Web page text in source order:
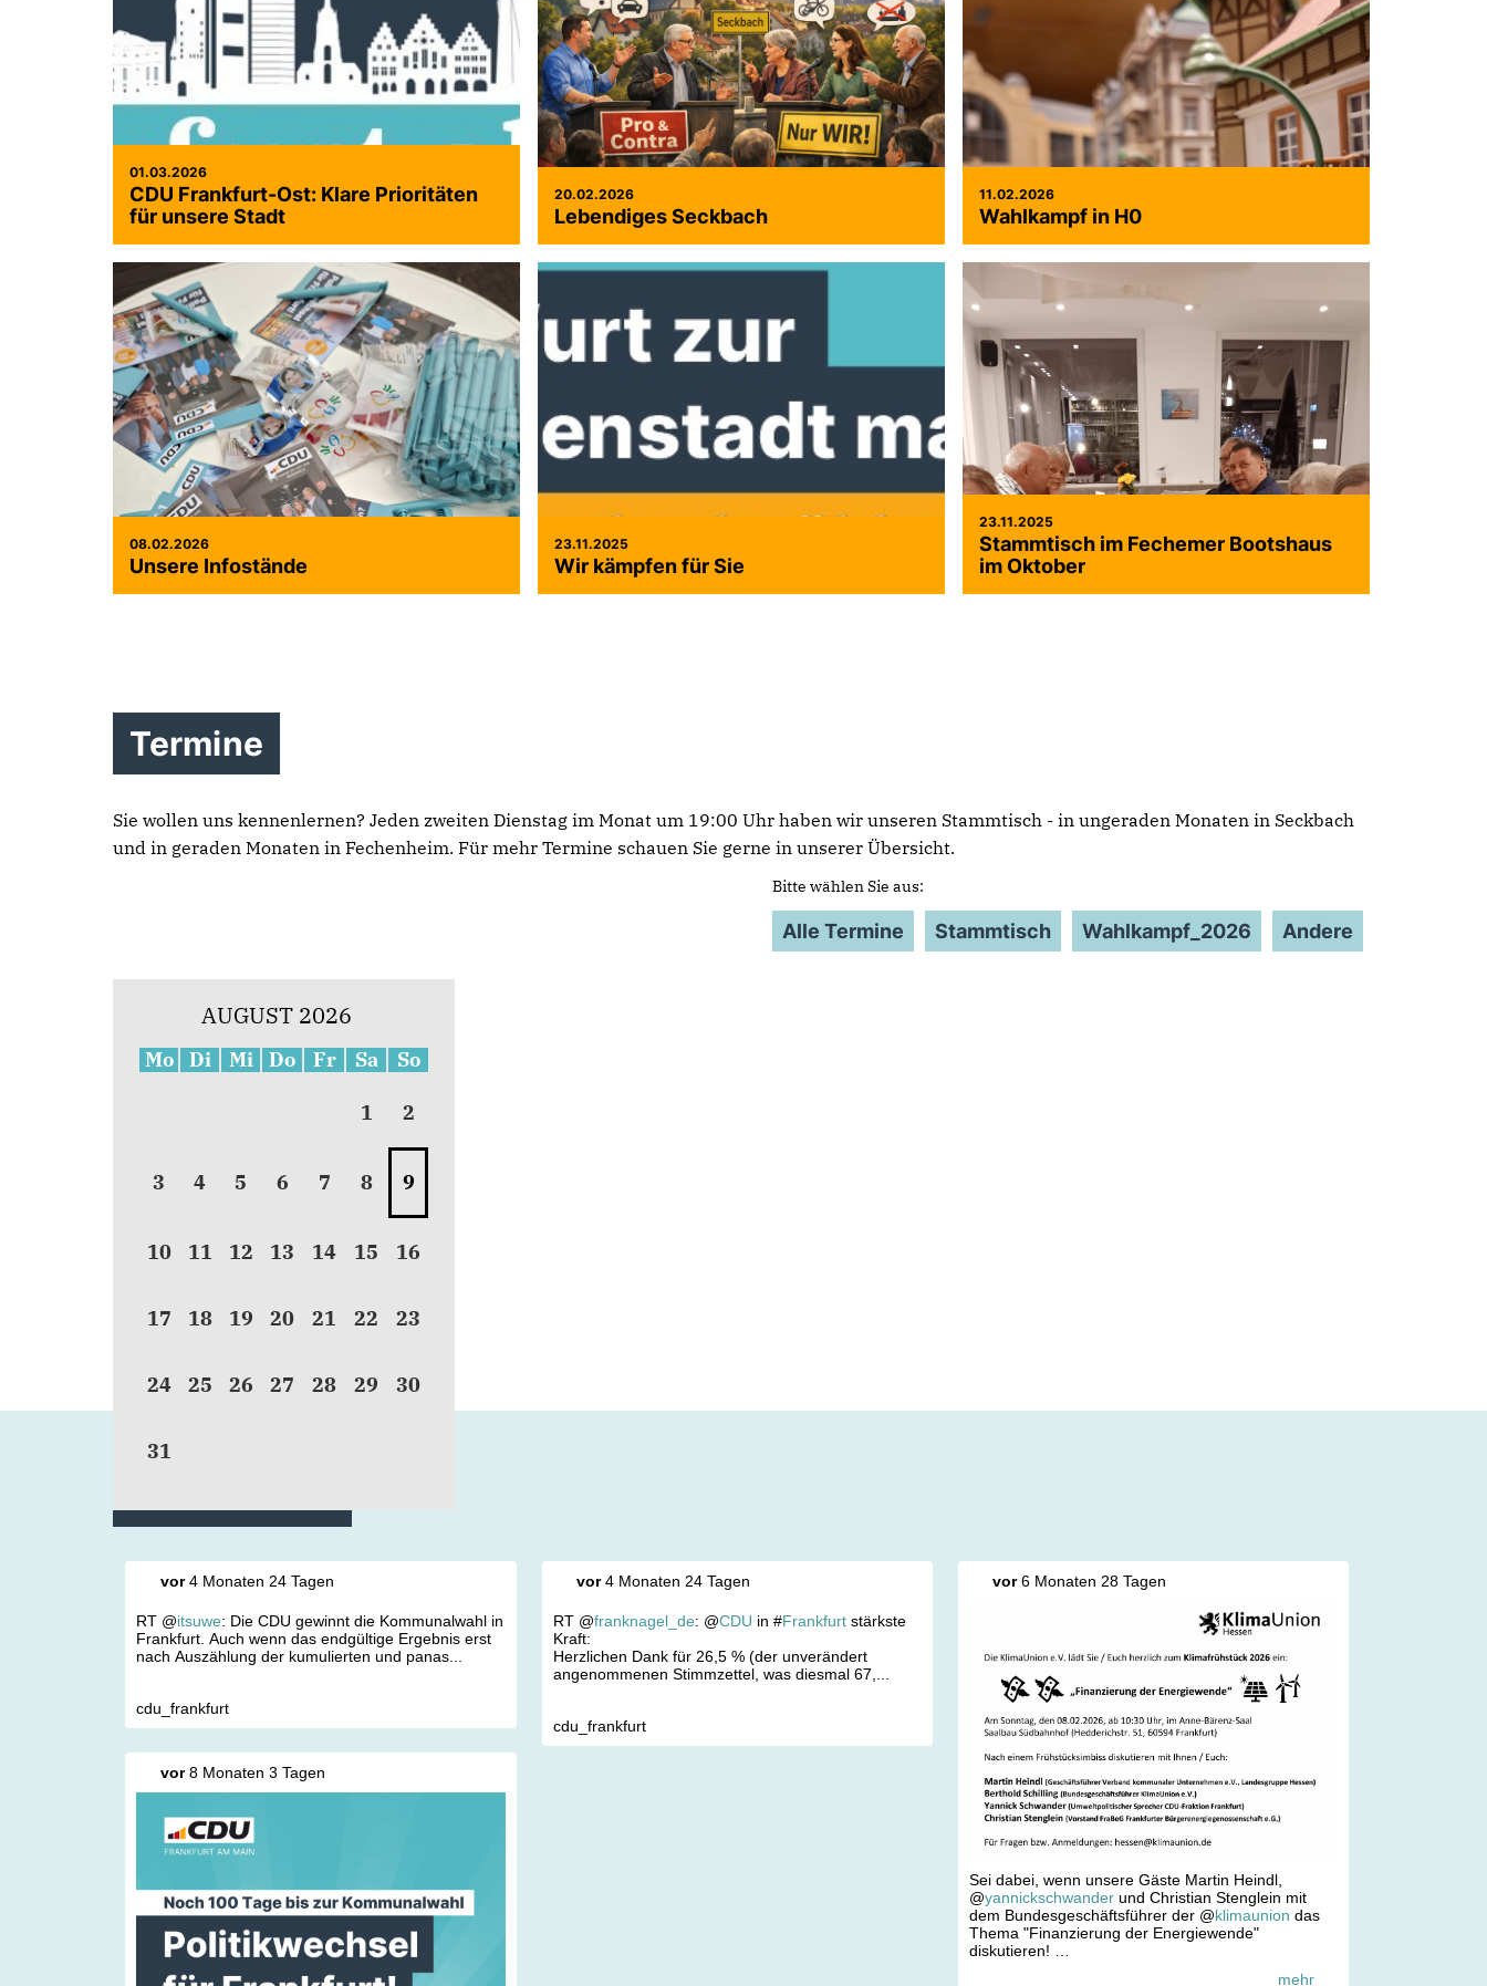
01.03.2026
CDU Frankfurt-Ost: Klare Prioritäten
für unsere Stadt
20.02.2026
Lebendiges Seckbach
11.02.2026
Wahlkampf in H0
08.02.2026
Unsere Infostände
23.11.2025
Wir kämpfen für Sie
23.11.2025
Stammtisch im Fechemer Bootshaus
im Oktober
Termine
Sie wollen uns kennenlernen? Jeden zweiten Dienstag im Monat um 19:00 Uhr haben wir unseren Stammtisch - in ungeraden Monaten in Seckbach
und in geraden Monaten in Fechenheim. Für mehr Termine schauen Sie gerne in unserer Übersicht.
Bitte wählen Sie aus:
Alle Termine Stammtisch Wahlkampf_2026 Andere
AUGUST 2026
Mo Di Mi Do Fr Sa So
1 2
3 4 5 6 7 8 9
10 11 12 13 14 15 16
17 18 19 20 21 22 23
24 25 26 27 28 29 30
31
vor4 Monaten 24 Tagen
RT @itsuwe: Die CDU gewinnt die Kommunalwahl in
Frankfurt. Auch wenn das endgültige Ergebnis erst
nach Auszählung der kumulierten und panas...
cdu_frankfurt
vor4 Monaten 24 Tagen
RT @franknagel_de: @CDU in #Frankfurtstärkste
Kraft:
Herzlichen Dank für 26,5 % (der unverändert
angenommenen Stimmzettel, was diesmal 67,...
cdu_frankfurt
vor6 Monaten 28 Tagen
Sei dabei, wenn unsere Gäste Martin Heindl,
@yannickschwanderund Christian Stenglein mit
dem Bundesgeschäftsführer der @klimaunion das
Thema "Finanzierung der Energiewende"
diskutieren!
mehr
vor8 Monaten 3 Tagen